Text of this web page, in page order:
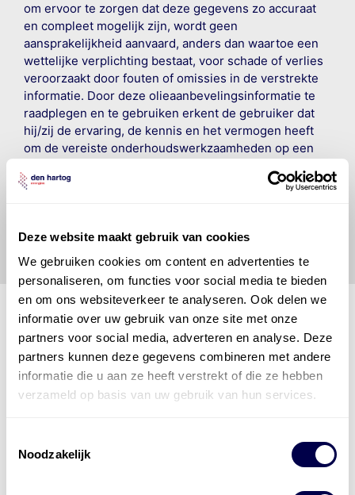
Deze website maakt gebruik van cookies
We gebruiken cookies om content en advertenties te
personaliseren, om functies voor social media te bieden
en om ons websiteverkeer te analyseren. Ook delen we
informatie over uw gebruik van onze site met onze
partners voor social media, adverteren en analyse. Deze
partners kunnen deze gegevens combineren met andere
informatie die u aan ze heeft verstrekt of die ze hebben
verzameld op basis van uw gebruik van hun services.
Noodzakelijk
om ervoor te zorgen dat deze gegevens zo accuraat
en compleet mogelijk zijn, wordt geen
aansprakelijkheid aanvaard, anders dan waartoe een
wettelijke verplichting bestaat, voor schade of verlies
veroorzaakt door fouten of omissies in de verstrekte
informatie. Door deze olieaanbevelingsinformatie te
raadplegen en te gebruiken erkent de gebruiker dat
hij/zij de ervaring, de kennis en het vermogen heeft
om de vereiste onderhoudswerkzaamheden op een
vrijwaart en indemniseert de uitgever en
Den Hartog
onjuist gebruik van de gepubliceerde gegevens.
Den Hartog Energies
bestaat uitvier divisies